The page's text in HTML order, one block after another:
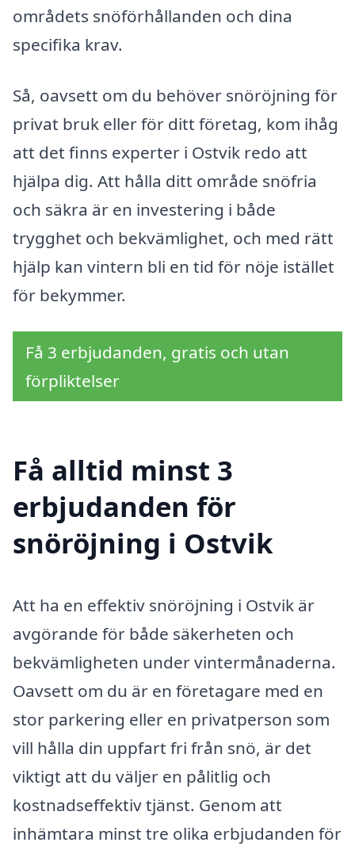
områdets snöförhållanden och dina
specifika krav.
Så, oavsett om du behöver snöröjning för
privat bruk eller för ditt företag, kom ihåg
att det finns experter i Ostvik redo att
hjälpa dig. Att hålla ditt område snöfria
och säkra är en investering i både
trygghet och bekvämlighet, och med rätt
hjälp kan vintern bli en tid för nöje istället
för bekymmer.
Få 3 erbjudanden, gratis och utan
förpliktelser
Få alltid minst 3
erbjudanden för
snöröjning i Ostvik
Att ha en effektiv snöröjning i Ostvik är
avgörande för både säkerheten och
bekvämligheten under vintermånaderna.
Oavsett om du är en företagare med en
stor parkering eller en privatperson som
vill hålla din uppfart fri från snö, är det
viktigt att du väljer en pålitlig och
kostnadseffektiv tjänst. Genom att
inhämtara minst tre olika erbjudanden för